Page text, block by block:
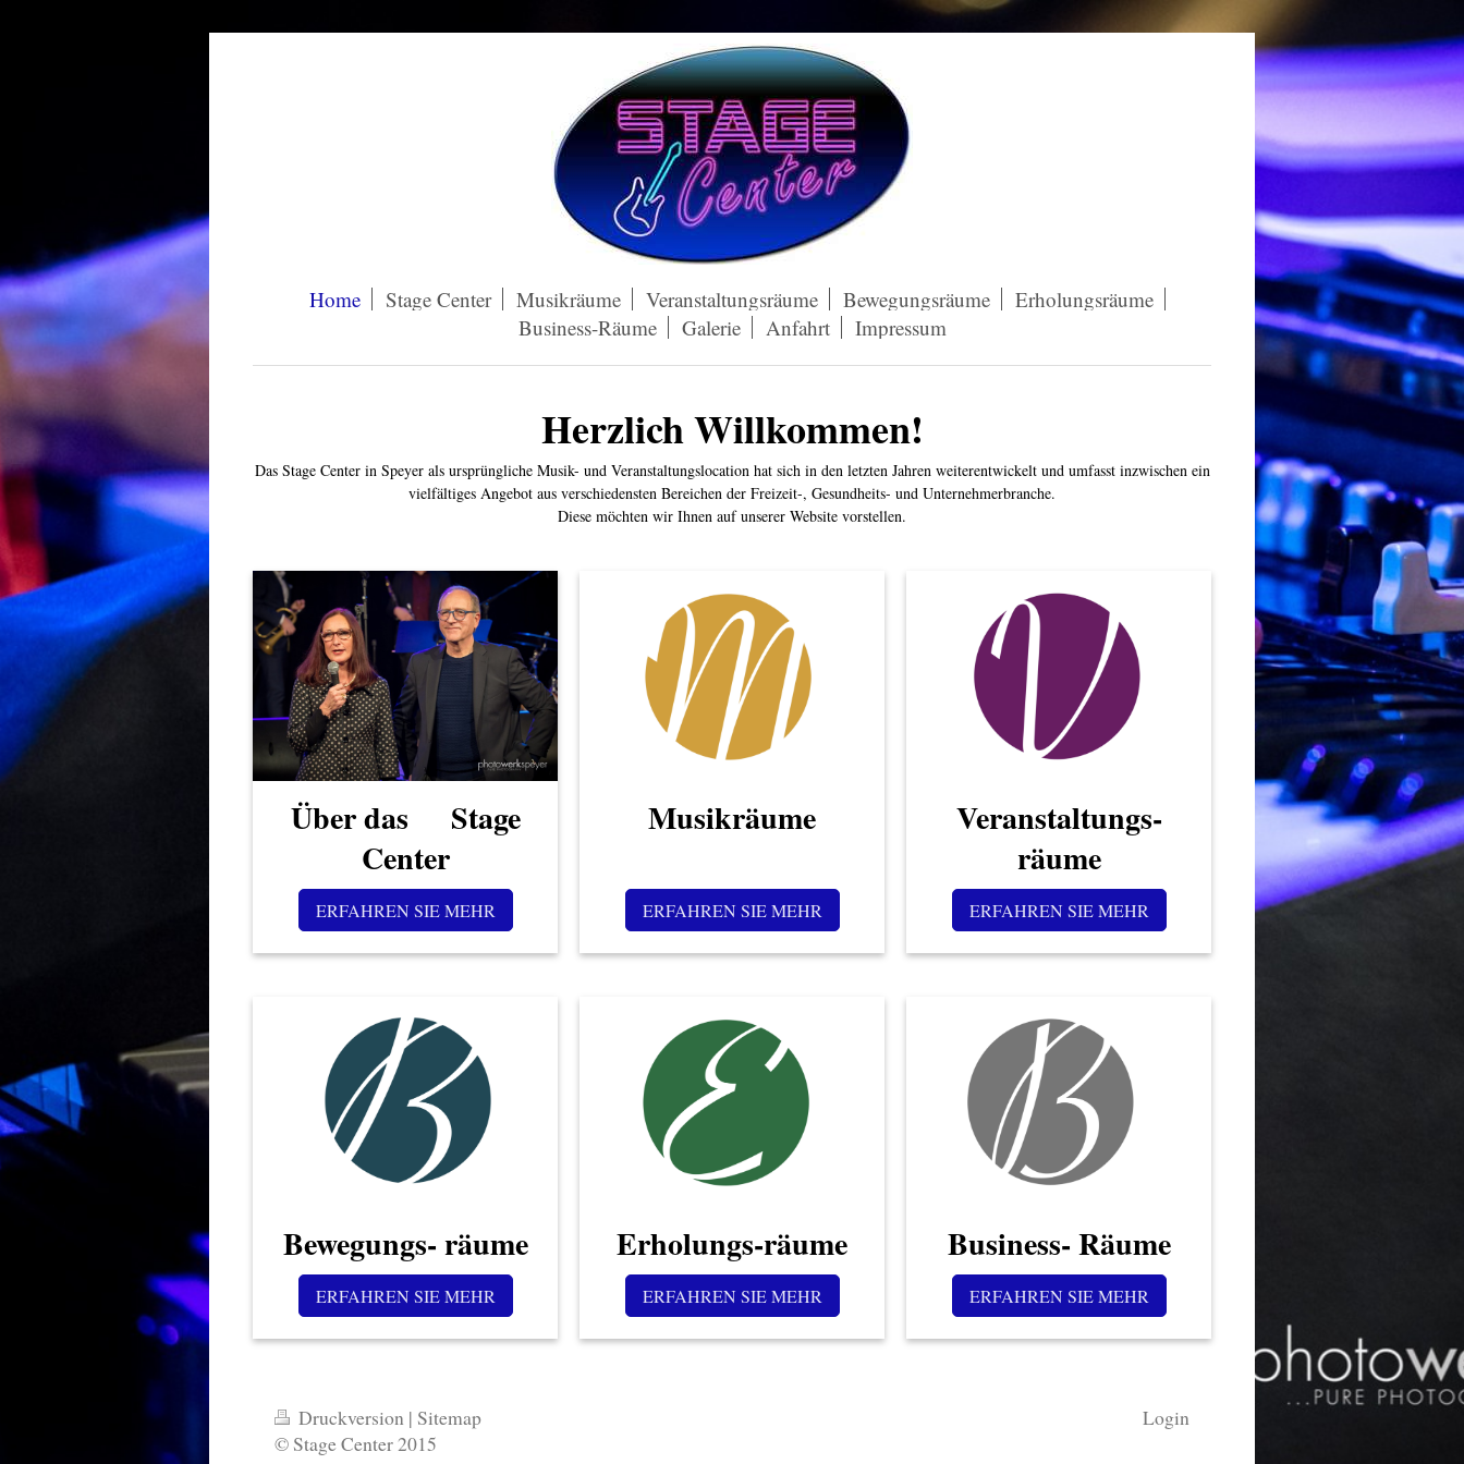
Home Stage Center Musikräume Veranstaltungsräume Bewegungsräume
Erholungsräume
Business-Räume
Galerie Anfahrt Impressum
Herzlich Willkommen!
Das Stage Center in Speyer als ursprüngliche Musik- und Veranstaltungslocation hat sich in den letzten Jahren weiterentwickelt und umfasst inzwischen ein
vielfältiges Angebot aus verschiedensten Bereichen der Freizeit-, Gesundheits- und Unternehmerbranche.
Diese möchten wir Ihnen auf unserer Website vorstellen.
Über das Stage
Center
ERFAHREN SIE MEHR
Musikräume
ERFAHREN SIE MEHR
Veranstaltungs-
räume
ERFAHREN SIE MEHR
Bewegungs- räume
ERFAHREN SIE MEHR
Erholungs-räume
ERFAHREN SIE MEHR
Business- Räume
ERFAHREN SIE MEHR
Druckversion | Sitemap
© Stage Center 2015
Login